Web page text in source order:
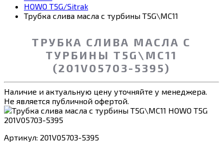
HOWO T5G/Sitrak
Трубка слива масла с турбины T5G\MC11
ТРУБКА СЛИВА МАСЛА С
ТУРБИНЫ T5G\MC11
(201V05703-5395)
Наличие и актуальную цену уточняйте у менеджера.
Не является публичной офертой.
Артикул: 201V05703-5395